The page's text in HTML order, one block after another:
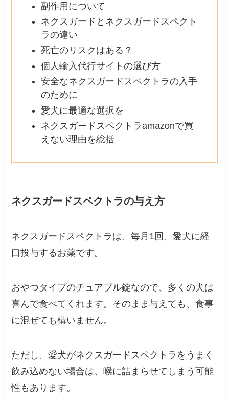
副作用について
ネクスガードとネクスガードスペクト
ラの違い
死亡のリスクはある？
個人輸入代行サイトの選び方
安全なネクスガードスペクトラの入手
のために
愛犬に最適な選択を
ネクスガードスペクトラamazonで買
えない理由を総括
ネクスガードスペクトラの与え方
ネクスガードスペクトラは、毎月1回、愛犬に経
口投与するお薬です。
おやつタイプのチュアブル錠なので、多くの犬は
喜んで食べてくれます。そのまま与えても、食事
に混ぜても構いません。
ただし、愛犬がネクスガードスペクトラをうまく
飲み込めない場合は、喉に詰まらせてしまう可能
性もあります。